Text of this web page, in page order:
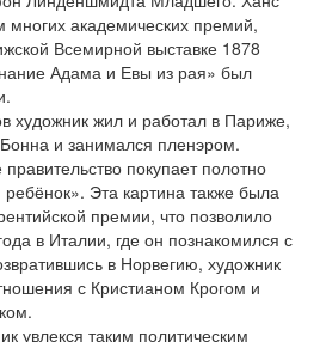
академических премий,
Всемирной выставке 1878
Адама и Евы из рая» был
художник жил и работал в Париже,
и занимался пленэром.
покупает полотно
Эта картина также была
премии, что позволило
в Италии, где он познакомился с
в Норвегию, художник
с Кристианом Крогом и
увлекся таким политическим